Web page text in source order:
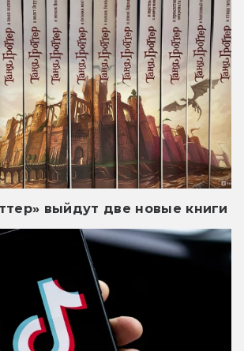
выйдут две новые книги